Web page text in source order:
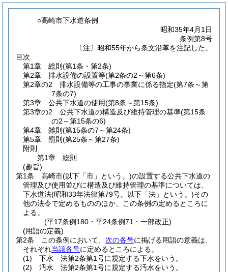
○高崎市下水道条例
昭和35年4月1日
条例第8号
〔注〕昭和55年から条文沿革を注記した。
目次
第1章
総則 (第1条・第2条)
第2章
排水設備の設置等(第2条の2～第6条)
第2章の2
排水設備等の工事の事業に係る指定(第7条～第
7条の7)
第3章
公共下水道の使用(第8条～第15条)
第3章の2
公共下水道の構造及び維持管理の基準(第15条
の2～第15条の6)
第4章
雑則 (第15条の7～第24条)
第5章
罰則 (第25条～第27条)
附則
第1章
総則
(趣旨)
第1条
高崎市(以下「市」という。)の設置する公共下水道の
管理及び使用並びに構造及び維持管理の基準については、
下水道法(昭和33年法律第79号。以下「法」という。)その
他の法令で定めるもののほか、この条例の定めるところに
よる。
(平17条例180・平24条例71・一部改正)
(用語の定義)
第2条
この条例において、 次の各号に掲げる用語の意義は、
それぞれ当該各号に定めるところによる。
(1)
下水 法第2条第1号に規定する下水をいう。
(2)
汚水 法第2条第1号に規定する汚水をいう。